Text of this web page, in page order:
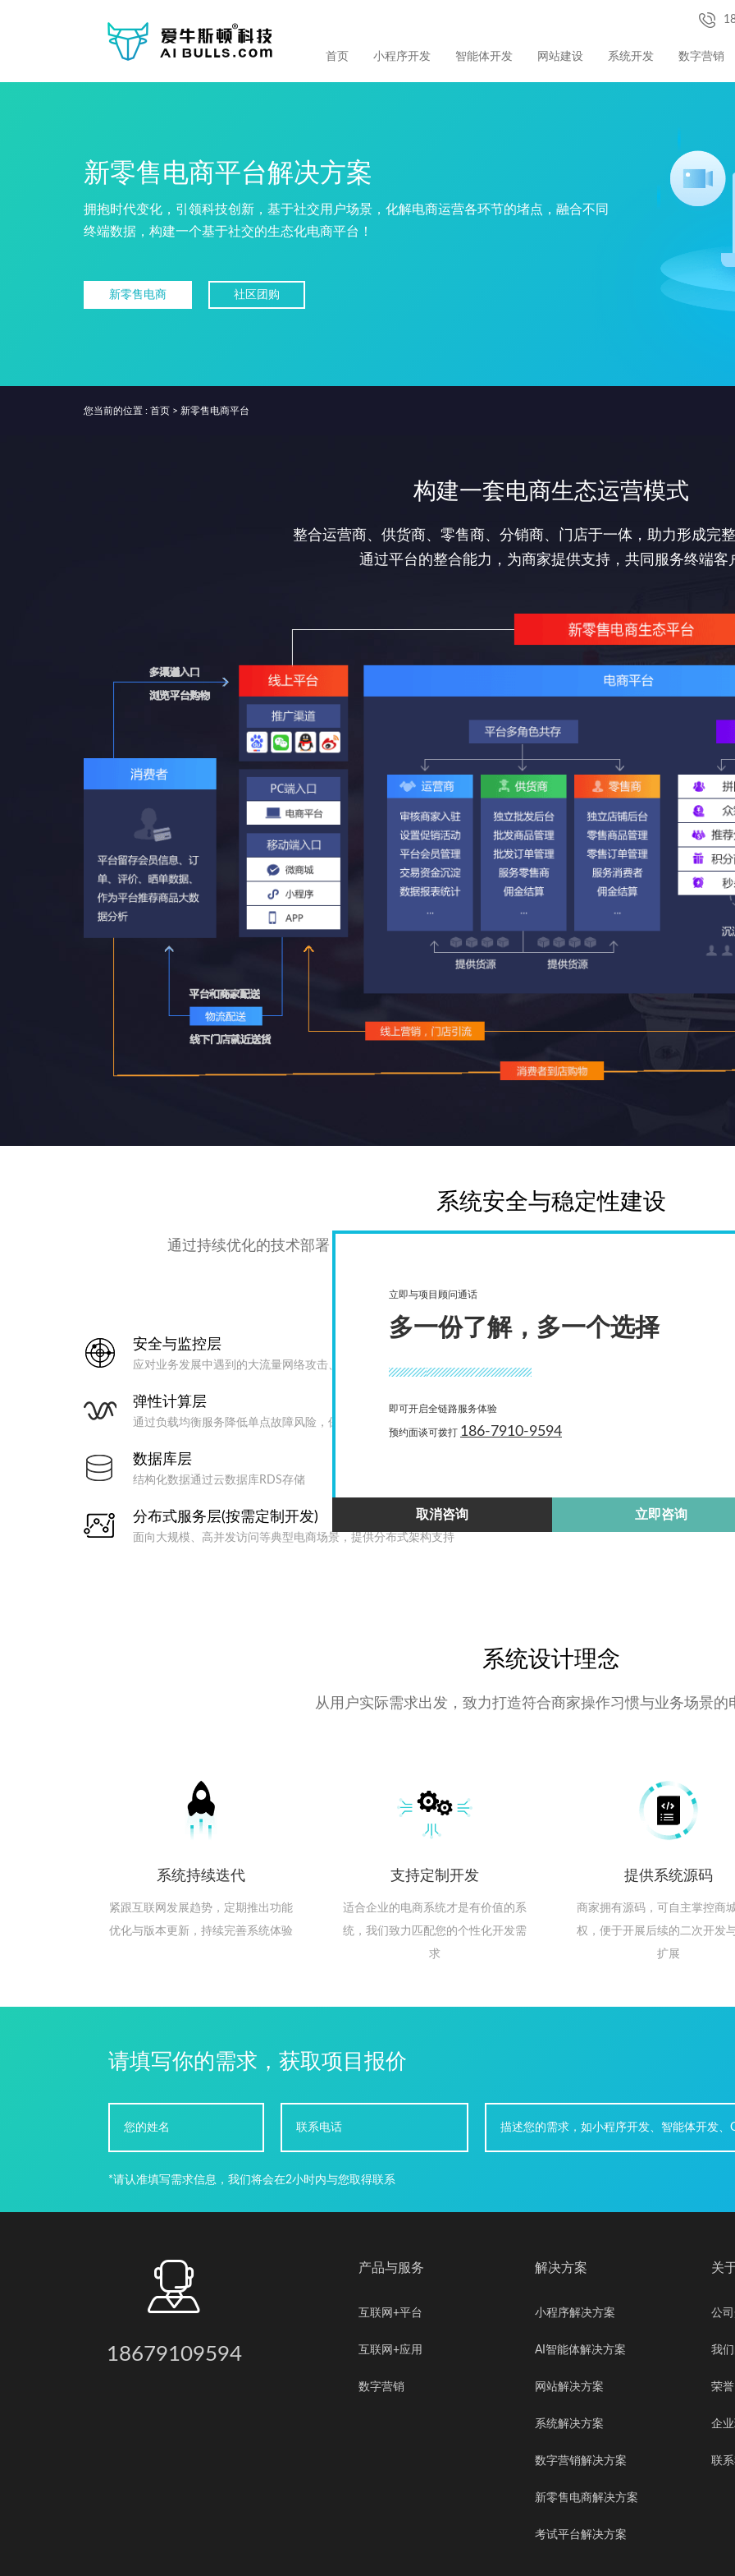
首页 小程序开发 智能体开发 网站建设 系统开发 数字营销
新零售电商平台解决方案
拥抱时代变化，引领科技创新，基于社交用户场景，化解电商运营各环节的堵点，融合不同
终端数据，构建一个基于社交的生态化电商平台！
新零售电商 社区团购
您当前的位置 : 首页 > 新零售电商平台
构建一套电商生态运营模式
整合运营商、供货商、零售商、分销商、门店于一体，助力形成完
通过平台的整合能力，为商家提供支持，共同服务终端客
系统安全与稳定性建设
通过持续优化的技术部署，在安全监控层与弹性计算层进行针对性防护，增强对大流
安全与监控层
应对业务发展中遇到的大流量网络攻击、恶意刷单和活动作弊问题，增强系统安全防护能力
弹性计算层
通过负载均衡服务降低单点故障风险，保障高并发时系统的稳定运行
数据库层
结构化数据通过云数据库RDS存储
分布式服务层(按需定制开发)
面向大规模、高并发访问等典型电商场景，提供分布式架构支持
系统设计理念
从用户实际需求出发，致力打造符合商家操作习惯与业务场景的
系统持续迭代
紧跟互联网发展趋势，定期推出功能
优化与版本更新，持续完善系统体验
支持定制开发
适合企业的电商系统才是有价值的系
统，我们致力匹配您的个性化开发需
求
提供系统源码
商家拥有源码，可自主掌控商
权，便于开展后续的二次开发
扩展
请填写你的需求，获取项目报价
*请认准填写需求信息，我们将会在2小时内与您取得联系
立即与项目顾问通话
多一份了解，多一个选择
即可开启全链路服务体验
预约面谈可拨打 186-7910-9594
取消咨询 立即咨询
18679109594
产品与服务
互联网+平台
互联网+应用
数字营销
解决方案
小程序解决方案
AI智能体解决方案
网站解决方案
系统解决方案
数字营销解决方案
新零售电商解决方案
考试平台解决方案
关
公
我
荣
企
联